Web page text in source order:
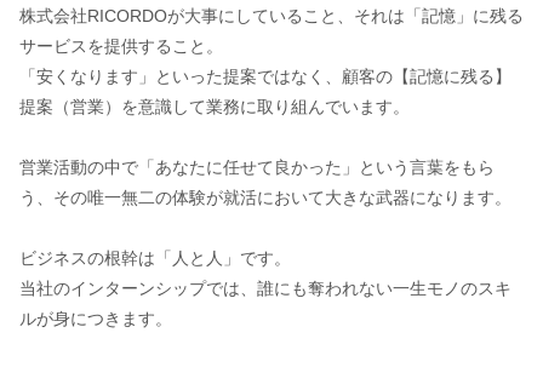
株式会社RICORDOが大事にしていること、それは「記憶」に残る
サービスを提供すること。
「安くなります」といった提案ではなく、顧客の【記憶に残る】
提案（営業）を意識して業務に取り組んでいます。
営業活動の中で「あなたに任せて良かった」という言葉をもら
う、その唯一無二の体験が就活において大きな武器になります。
ビジネスの根幹は「人と人」です。
当社のインターンシップでは、誰にも奪われない一生モノのスキ
ルが身につきます。